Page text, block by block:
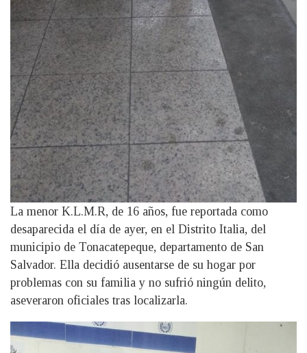
La menor K.L.M.R, de 16 años, fue reportada como
desaparecida el día de ayer, en el Distrito Italia, del
municipio de Tonacatepeque, departamento de San
Salvador. Ella decidió ausentarse de su hogar por
problemas con su familia y no sufrió ningún delito,
aseveraron oficiales tras localizarla.